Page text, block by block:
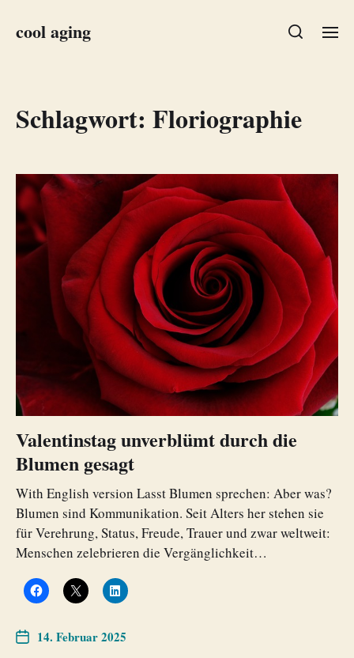
cool aging
Schlagwort: Floriographie
Valentinstag unverblümt durch die
Blumen gesagt
With English version Lasst Blumen sprechen: Aber was?
Blumen sind Kommunikation. Seit Alters her stehen sie
für Verehrung, Status, Freude, Trauer und zwar weltweit:
Menschen zelebrieren die Vergänglichkeit…
14. Februar 2025